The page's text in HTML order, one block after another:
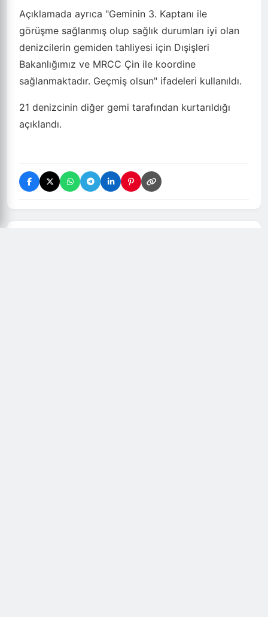
Açıklamada ayrıca "Geminin 3. Kaptanı ile
görüşme sağlanmış olup sağlık durumları iyi olan
denizcilerin gemiden tahliyesi için Dışişleri
Bakanlığımız ve MRCC Çin ile koordine
sağlanmaktadır. Geçmiş olsun" ifadeleri kullanıldı.
21 denizcinin diğer gemi tarafından kurtarıldığı
açıklandı.